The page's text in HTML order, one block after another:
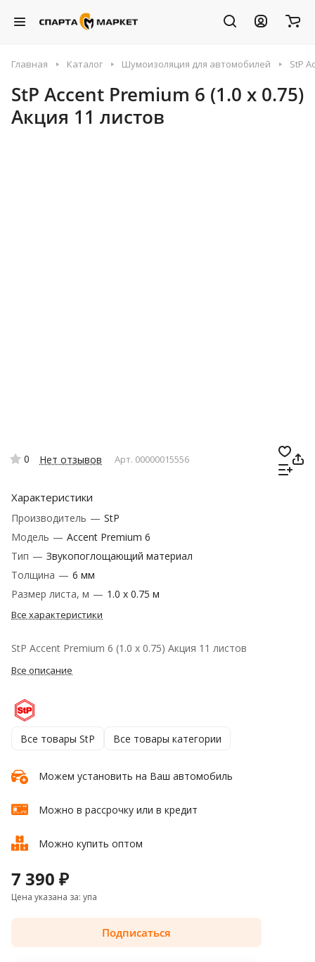
Главная Каталог Шумоизоляция для автомобилей StP
StP Accent Premium 6 (1.0 х 0.75)
Акция 11 листов
0 Нет отзывов Арт. 00000015556
Характеристики
Производитель — StP
Модель — Accent Premium 6
Тип — Звукопоглощающий материал
Толщина — 6 мм
Размер листа, м — 1.0 х 0.75 м
Все характеристики
StP Accent Premium 6 (1.0 х 0.75) Акция 11 листов
Все описание
Все товары StP Все товары категории
Можем установить на Ваш автомобиль
Можно в рассрочку или в кредит
Можно купить оптом
7 390 ₽
Цена указана за: упа
Подписаться